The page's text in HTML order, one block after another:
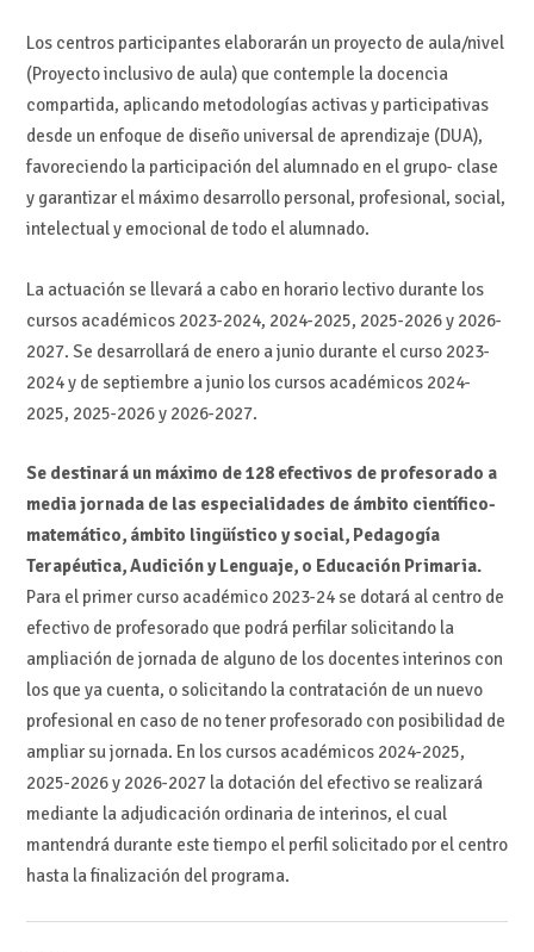
Los centros participantes elaborarán un proyecto de aula/nivel
(Proyecto inclusivo de aula) que contemple la docencia
compartida, aplicando metodologías activas y participativas
desde un enfoque de diseño universal de aprendizaje (DUA),
favoreciendo la participación del alumnado en el grupo- clase
y garantizar el máximo desarrollo personal, profesional, social,
intelectual y emocional de todo el alumnado.
La actuación se llevará a cabo en horario lectivo durante los
cursos académicos 2023-2024, 2024-2025, 2025-2026 y 2026-
2027. Se desarrollará de enero a junio durante el curso 2023-
2024 y de septiembre a junio los cursos académicos 2024-
2025, 2025-2026 y 2026-2027.
Se destinará un máximo de 128 efectivos de profesorado a
media jornada de las especialidades de ámbito científico-
matemático, ámbito lingüístico y social, Pedagogía
Terapéutica, Audición y Lenguaje, o Educación Primaria.
Para el primer curso académico 2023-24 se dotará al centro de
efectivo de profesorado que podrá perfilar solicitando la
ampliación de jornada de alguno de los docentes interinos con
los que ya cuenta, o solicitando la contratación de un nuevo
profesional en caso de no tener profesorado con posibilidad de
ampliar su jornada. En los cursos académicos 2024-2025,
2025-2026 y 2026-2027 la dotación del efectivo se realizará
mediante la adjudicación ordinaria de interinos, el cual
mantendrá durante este tiempo el perfil solicitado por el centro
hasta la finalización del programa.